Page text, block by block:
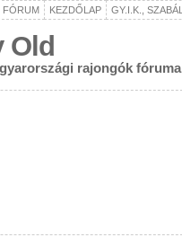
FÓRUM KEZDŐLAP GY.I.K.,
Old
rajongók fóruma